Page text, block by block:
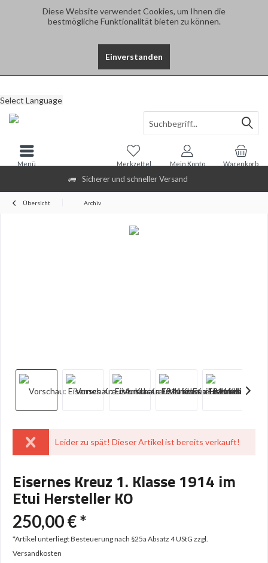
Diese Website verwendet Cookies, um Ihnen die
bestmögliche Funktionalität bieten zu können.
Einverstanden
Sicherer und schneller Versand
Select Language
Warenkorb
Merkzettel Mein Konto
Menü
Übersicht Archiv
Leider zu spät! Dieser Artikel ist bereits verkauft!
Eisernes Kreuz 1. Klasse 1914 im
Etui Hersteller KO
250,00 € *
*Artikel unterliegt Besteuerung nach §25a Absatz 4 UStG zzgl.
Versandkosten